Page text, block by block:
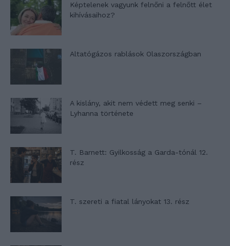
Képtelenek vagyunk felnőni a felnőtt élet
kihívásaihoz?
Altatógázos rablások Olaszországban
A kislány, akit nem védett meg senki –
Lyhanna története
T. Barnett: Gyilkosság a Garda-tónál 12.
rész
T. szereti a fiatal lányokat 13. rész